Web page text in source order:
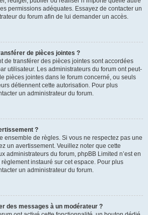
permissions adéquates. Essayez de contacter un
du forum afin de lui demander un accès.
de pièces jointes ?
de transférer des pièces jointes sont accordées
utilisateur. Les administrateurs du forum ont peut-
pièces jointes dans le forum concerné, ou seuls
détiennent cette autorisation. Pour plus
un administrateur du forum.
?
ensemble de règles. Si vous ne respectez pas une
un avertissement. Veuillez noter que cette
administrateurs du forum, phpBB Limited n’est en
instauré sur cet espace. Pour plus
un administrateur du forum.
des messages à un modérateur ?